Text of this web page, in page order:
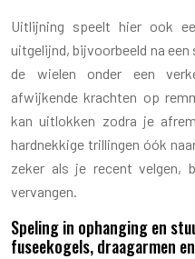
Uitlijning speelt hier ook
uitgelijnd, bijvoorbeeld na
de wielen onder een
afwijkende krachten op
kan uitlokken zodra je
hardnekkige trillingen óók
zeker als je recent velgen,
vervangen.
Speling in ophanging en
fuseekogels, draagarmen